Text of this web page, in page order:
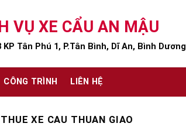
VỤ XE CẨU AN MẬU
Tân Phú 1, P.Tân Bình, Dĩ An, Bình Dương
CÔNG TRÌNH LIÊN HỆ
XE CAU THUAN GIAO